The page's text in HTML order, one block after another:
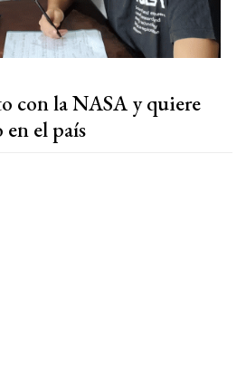
con la NASA y quiere
el país